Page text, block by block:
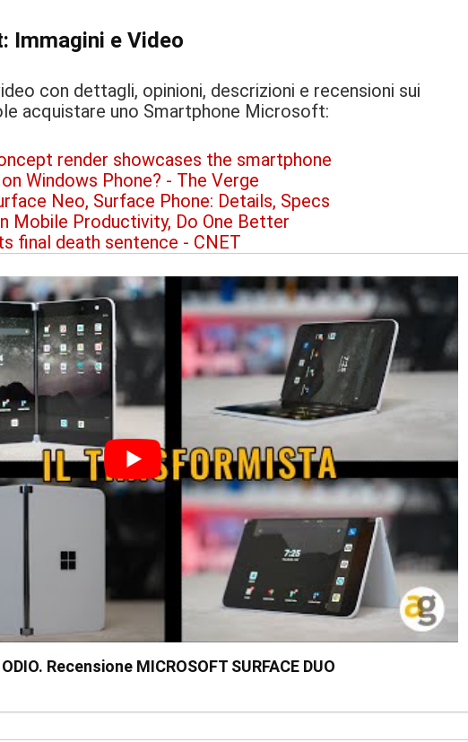
Immagini e Video
con dettagli, opinioni, descrizioni e recensioni sui
acquistare uno Smartphone Microsoft:
Recensione MICROSOFT SURFACE DUO